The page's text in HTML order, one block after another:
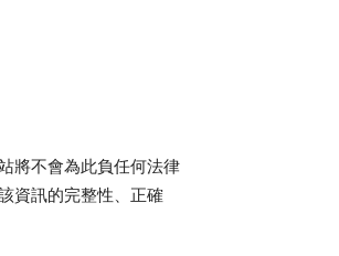
將不會為此負任何法律
資訊的完整性、正確